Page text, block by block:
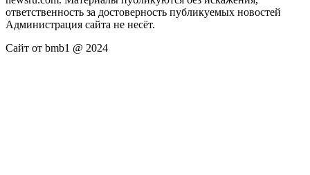
ответственность за достоверность публикуемых новостей
Администрация сайта не несёт.
Сайт от bmb1 @ 2024